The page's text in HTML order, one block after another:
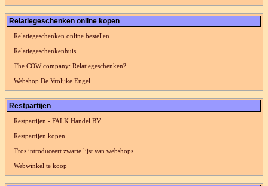
Relatiegeschenken online kopen
Relatiegeschenken online bestellen
Relatiegeschenkenhuis
The COW company: Relatiegeschenken?
Webshop De Vrolijke Engel
Restpartijen
Restpartijen - FALK Handel BV
Restpartijen kopen
Tros introduceert zwarte lijst van webshops
Webwinkel te koop